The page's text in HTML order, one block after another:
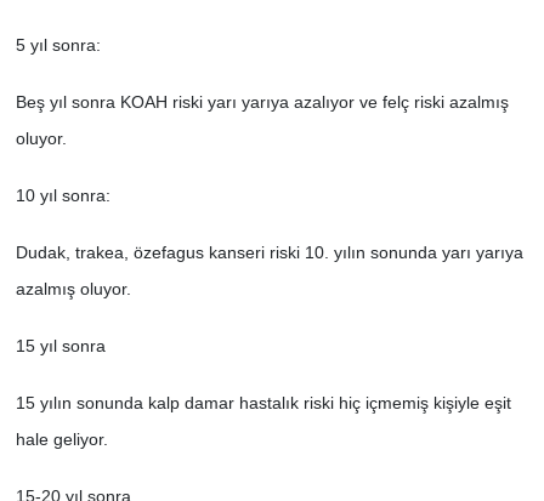
5 yıl sonra:
Beş yıl sonra KOAH riski yarı yarıya azalıyor ve felç riski azalmış
oluyor.
10 yıl sonra:
Dudak, trakea, özefagus kanseri riski 10. yılın sonunda yarı yarıya
azalmış oluyor.
15 yıl sonra
15 yılın sonunda kalp damar hastalık riski hiç içmemiş kişiyle eşit
hale geliyor.
15-20 yıl sonra